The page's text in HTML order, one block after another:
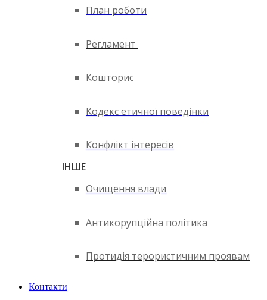
План роботи
Регламент
Кошторис
Кодекс етичної поведінки
Конфлікт інтересів
ІНШЕ
Очищення влади
Антикорупційна політика
Протидія терористичним проявам
Контакти